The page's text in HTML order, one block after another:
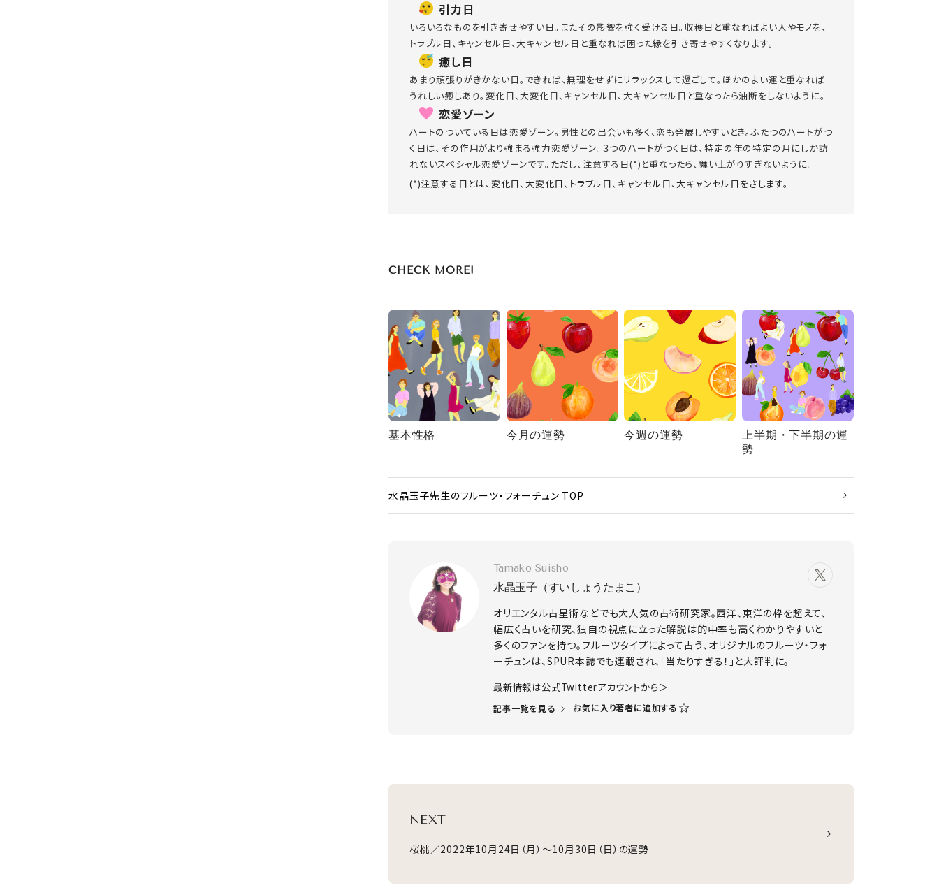
引力日
いろいろなものを引き寄せやすい日。またその影響を強く受ける日。収穫日と重なればよい人やモノを、
トラブル日、キャンセル日、大キャンセル日と重なれば困った縁を引き寄せやすくなります。
癒し日
あまり頑張りがきかない日。できれば、無理をせずにリラックスして過ごして。ほかのよい運と重なれば
うれしい癒しあり。変化日、大変化日、キャンセル日、大キャンセル日と重なったら油断をしないように。
恋愛ゾーン
ハートのついている日は恋愛ゾーン。男性との出会いも多く、恋も発展しやすいとき。ふたつのハートがつ
く日は、その作用がより強まる強力恋愛ゾーン。３つのハートがつく日は、特定の年の特定の月にしか訪
れないスペシャル恋愛ゾーンです。ただし、注意する日(*)と重なったら、舞い上がりすぎないように。
(*)注意する日とは、変化日、大変化日、トラブル日、キャンセル日、大キャンセル日をさします。
CHECK MORE!
基本性格 今月の運勢 今週の運勢
上半期・下半期の運
勢
水晶玉子先生のフルーツ・フォーチュン TOP
Tamako Suisho
水晶玉子（すいしょうたまこ）
オリエンタル占星術などでも大人気の占術研究家。西洋、東洋の枠を超えて、
幅広く占いを研究、独自の視点に立った解説は的中率も高くわかりやすいと
多くのファンを持つ。フルーツタイプによって占う、オリジナルのフルーツ・フォ
ーチュンは、SPUR本誌でも連載され、「当たりすぎる！」と大評判に。
​最新情報は公式Twitterアカウントから＞
記事一覧を見る お気に入り著者に追加する
NEXT
桜桃／2022年10月24日（月）～10月30日（日）の運勢